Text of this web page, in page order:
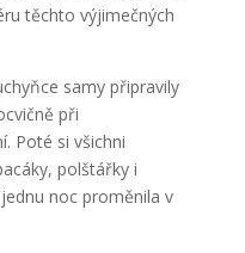
těchto výjimečných
samy připravily
při
Poté si všichni
polštářky i
noc proměnila v